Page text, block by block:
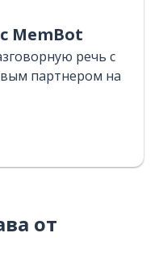
MemBot
речь с
партнером на
от